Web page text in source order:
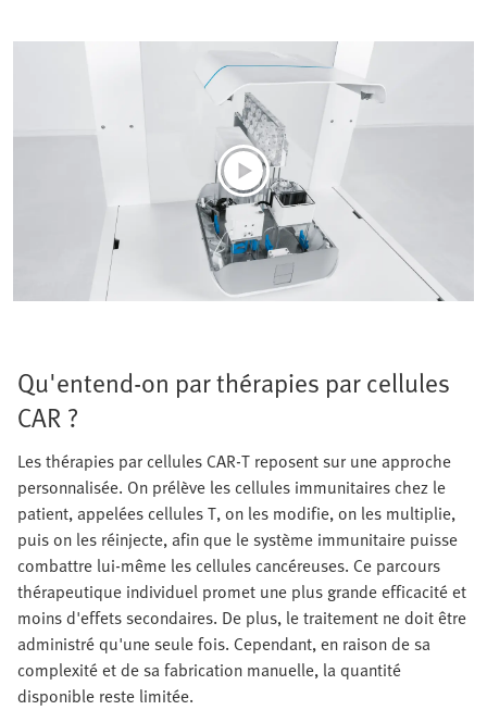
Qu'entend-on par thérapies par cellules
CAR ?
Les thérapies par cellules CAR-T reposent sur une approche
personnalisée. On prélève les cellules immunitaires chez le
patient, appelées cellules T, on les modifie, on les multiplie,
puis on les réinjecte, afin que le système immunitaire puisse
combattre lui-même les cellules cancéreuses. Ce parcours
thérapeutique individuel promet une plus grande efficacité et
moins d'effets secondaires. De plus, le traitement ne doit être
administré qu'une seule fois. Cependant, en raison de sa
complexité et de sa fabrication manuelle, la quantité
disponible reste limitée.